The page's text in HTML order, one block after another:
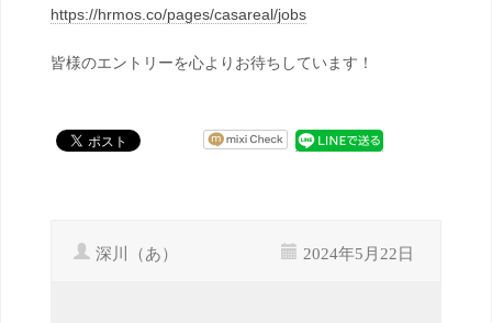
https://hrmos.co/pages/casareal/jobs
皆様のエントリーを心よりお待ちしています！
深川（あ） 2024年5月22日